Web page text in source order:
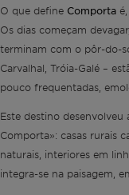
O que define Comporta
Os dias começam
terminam com o pôr-do-
Carvalhal, Tróia-Galé –
pouco frequentadas,
Este destino desenvolveu
Comporta»: casas rurais
naturais, interiores em
integra-se na paisagem,